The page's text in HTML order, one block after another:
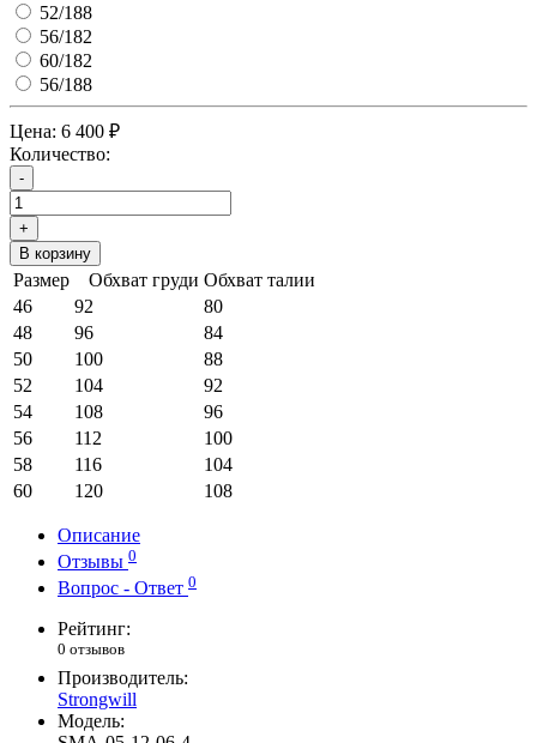
52/188
56/182
60/182
56/188
Цена: 6 400 ₽
Количество:
-
+
В корзину
Размер Обхват груди Обхват талии
46
92
80
48
96
84
50
100
88
52
104
92
54
108
96
56
112
100
58
116
104
60
120 108
Описание
Отзывы 0
Вопрос - Ответ 0
Рейтинг:
0 отзывов
Производитель:
Strongwill
Модель: